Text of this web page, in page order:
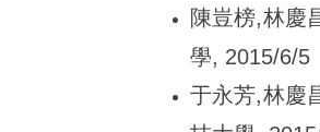
陳豈榜,林慶
學, 2015/6/5
于永芳,林慶